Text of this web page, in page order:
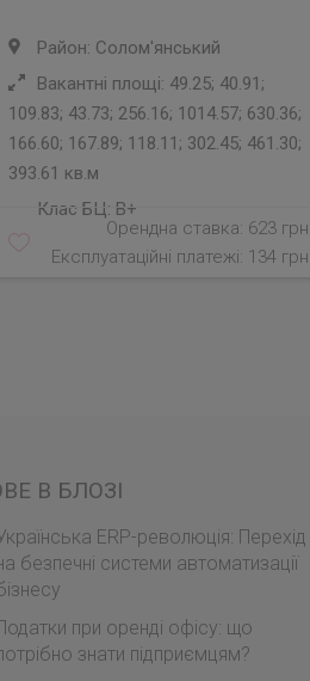
Район: Солом'янський
Вакантні площі: 49.25; 40.91;
109.83; 43.73; 256.16; 1014.57; 630.36;
166.60; 167.89; 118.11; 302.45; 461.30;
393.61 кв.м
Клас БЦ: B+
Орендна ставка: 623 грн
Експлуатаційні платежі: 134 грн
В БЛОЗІ
ERP-революція: Перехід
безпечні системи автоматизації
при оренді офісу: що
знати підприємцям?